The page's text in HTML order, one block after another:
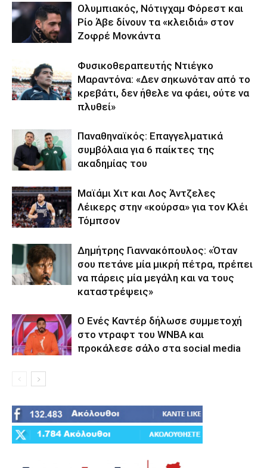
Ολυμπιακός, Νότιγχαμ Φόρεστ και
Ρίο Άβε δίνουν τα «κλειδιά» στον
Ζοφρέ Μονκάντα
Φυσικοθεραπευτής Ντιέγκο
Μαραντόνα: «Δεν σηκωνόταν από το
κρεβάτι, δεν ήθελε να φάει, ούτε να
πλυθεί»
Παναθηναϊκός: Επαγγελματικά
συμβόλαια για 6 παίκτες της
ακαδημίας του
Μαϊάμι Χιτ και Λος Άντζελες
Λέικερς στην «κούρσα» για τον Κλέι
Τόμπσον
Δημήτρης Γιαννακόπουλος: «Όταν
σου πετάνε μία μικρή πέτρα, πρέπει
να πάρεις μία μεγάλη και να τους
καταστρέψεις»
Ο Ενές Καντέρ δήλωσε συμμετοχή
στο ντραφτ του WNBA και
προκάλεσε σάλο στα social media